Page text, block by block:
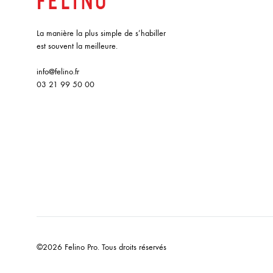
La manière la plus simple de s’habiller
est souvent la meilleure.
info@felino.fr
03 21 99 50 00
©2026 Felino Pro. Tous droits réservés